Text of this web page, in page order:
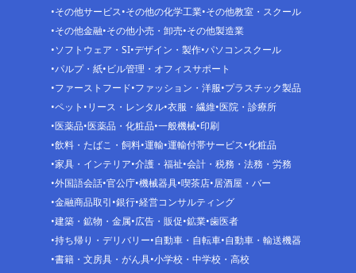
その他サービス その他の化学工業 その他教室・スクール
その他金融 その他小売・卸売 その他製造業
ソフトウェア・SI デザイン・製作 パソコンスクール
パルプ・紙 ビル管理・オフィスサポート
ファーストフード ファッション・洋服 プラスチック製品
ペット リース・レンタル 衣服・繊維 医院・診療所
医薬品 医薬品・化粧品 一般機械 印刷
飲料・たばこ・飼料 運輸 運輸付帯サービス 化粧品
家具・インテリア 介護・福祉 会計・税務・法務・労務
外国語会話 官公庁 機械器具 喫茶店 居酒屋・バー
金融商品取引 銀行 経営コンサルティング
建築・鉱物・金属 広告・販促 鉱業 歯医者
持ち帰り・デリバリー 自動車・自転車 自動車・輸送機器
書籍・文房具・がん具 小学校・中学校・高校